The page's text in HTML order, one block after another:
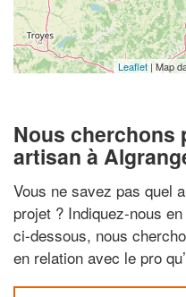
Leaflet | Map
Nous cherchons
artisan à
Vous ne savez pas quel
projet ? Indiquez-nous
ci-dessous, nous
en relation avec le pro